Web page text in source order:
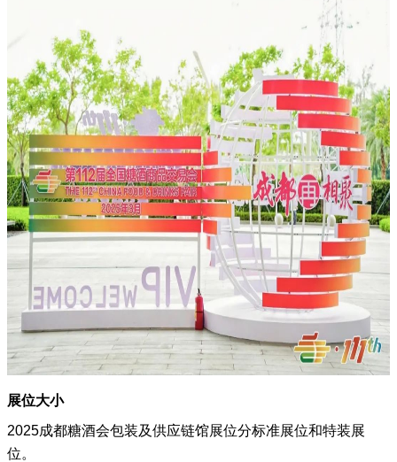
展位大小
2025成都糖酒会包装及供应链馆展位分标准展位和特装展
位。